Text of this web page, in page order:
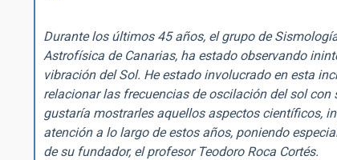
Durante los últimos 45 años, el grupo de
Astrofísica de Canarias, ha estado observando
vibración del Sol. He estado involucrado en esta
relacionar las frecuencias de oscilación del sol
gustaría mostrarles aquellos aspectos científicos,
atención a lo largo de estos años, poniendo
de su fundador, el profesor Teodoro Roca Cortés.